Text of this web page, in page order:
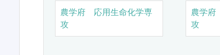
農学府 応用生命化学専
攻
農学
攻